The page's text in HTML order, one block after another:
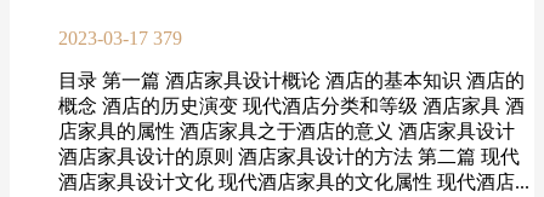
2023-03-17 379
目录 第一篇 酒店家具设计概论 酒店的基本知识 酒店的
概念 酒店的历史演变 现代酒店分类和等级 酒店家具 酒
店家具的属性 酒店家具之于酒店的意义 酒店家具设计
酒店家具设计的原则 酒店家具设计的方法 第二篇 现代
酒店家具设计文化 现代酒店家具的文化属性 现代酒店...